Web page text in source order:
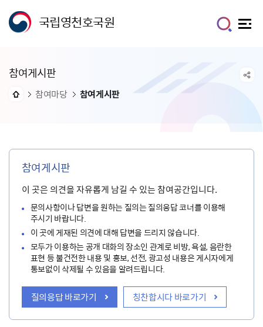
국립영천호국원
참여게시판
참여마당 참여게시판
참여게시판
이 곳은 의견을 자유롭게 남길 수 있는 참여공간입니다.
문의사항이나 답변을 원하는 질의는 질의응답 코너를 이용해
주시기 바랍니다.
이 곳에 게재된 의견에 대해 답변을 드리지 않습니다.
모두가 이용하는 공개 대화의 장소인 관계로 비방, 욕설, 음란한
표현 등 불건전한 내용 및 홍보, 선전, 광고성 내용은 게시자에게
통보없이 삭제될 수 있음을 알려드립니다.
질의응답 바로가기 칭찬합시다 바로가기